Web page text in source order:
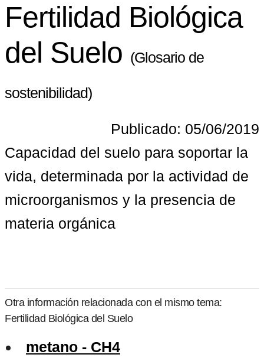
Fertilidad Biológica
del Suelo (Glosario de
sostenibilidad)
Publicado: 05/06/2019
Capacidad del suelo para soportar la
vida, determinada por la actividad de
microorganismos y la presencia de
materia orgánica
Otra información relacionada con el mismo tema:
Fertilidad Biológica del Suelo
metano - CH4